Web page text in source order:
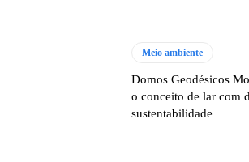
Meio ambiente
Domos Geodésicos
o conceito de lar com
sustentabilidade